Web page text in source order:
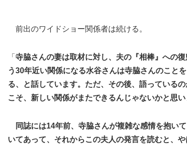
前出のワイドショー関係者は続ける。
「 寺脇さんの妻は取材に対し、夫の『相棒』への
う30年近い関係になる水谷さんは寺脇さんのこと
る、と話しています。ただ、その後、語っている
こそ、新しい関係がまたできるんじゃないかと思い
同誌には14年前、寺脇さんが複雑な感情を抱い
いてあって、それからこの夫人の発言を読むと、